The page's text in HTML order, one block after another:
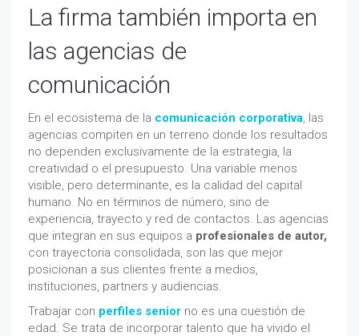
La firma también importa en
las agencias de
comunicación
En el ecosistema de la comunicación corporativa, las
agencias compiten en un terreno donde los resultados
no dependen exclusivamente de la estrategia, la
creatividad o el presupuesto. Una variable menos
visible, pero determinante, es la calidad del capital
humano. No en términos de número, sino de
experiencia, trayecto y red de contactos. Las agencias
que integran en sus equipos a profesionales de autor,
con trayectoria consolidada, son las que mejor
posicionan a sus clientes frente a medios,
instituciones, partners y audiencias.
Trabajar con perfiles senior no es una cuestión de
edad. Se trata de incorporar talento que ha vivido el